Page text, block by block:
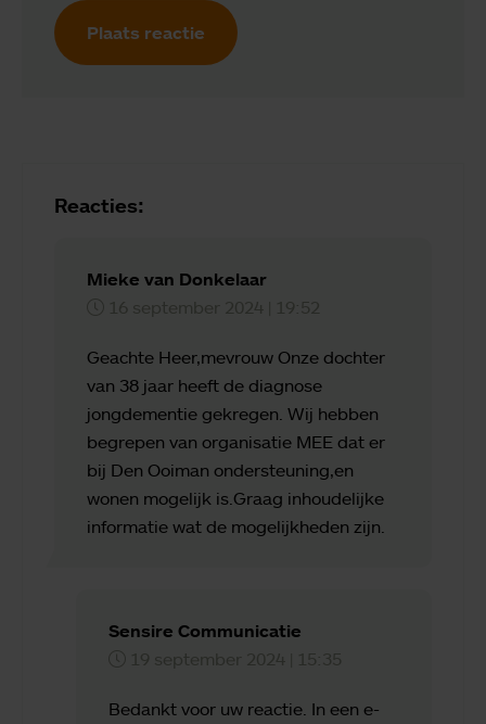
Plaats reactie
Reacties:
Mieke van Donkelaar
16 september 2024 | 19:52
Geachte Heer,mevrouw Onze dochter
van 38 jaar heeft de diagnose
jongdementie gekregen. Wij hebben
begrepen van organisatie MEE dat er
bij Den Ooiman ondersteuning,en
wonen mogelijk is.Graag inhoudelijke
informatie wat de mogelijkheden zijn.
Sensire Communicatie
19 september 2024 | 15:35
Bedankt voor uw reactie. In een e-